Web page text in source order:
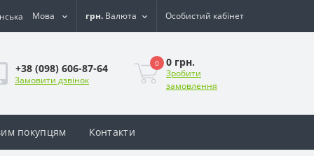
Мова грн. Валюта Особистий кабінет
+38 (098) 606-87-64
Замовити дзвінок
0 0 грн.
Зробити
замовлення
покупцям Контакти